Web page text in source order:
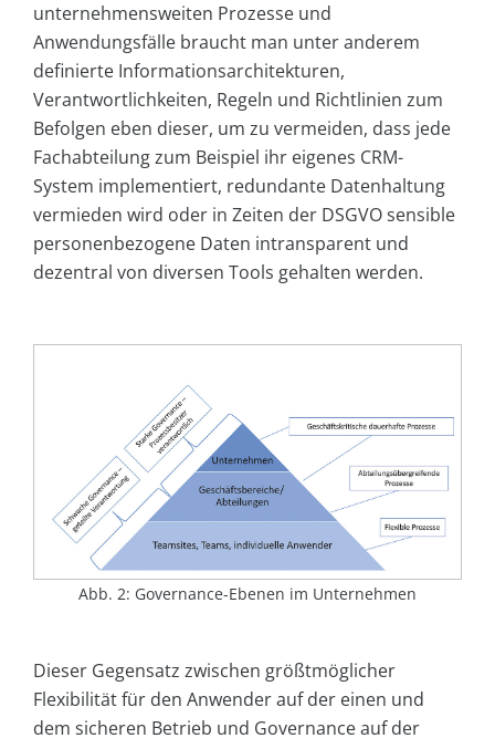
unternehmensweiten Prozesse und
Anwendungsfälle braucht man unter anderem
definierte Informationsarchitekturen,
Verantwortlichkeiten, Regeln und Richtlinien zum
Befolgen eben dieser, um zu vermeiden, dass jede
Fachabteilung zum Beispiel ihr eigenes CRM-
System implementiert, redundante Datenhaltung
vermieden wird oder in Zeiten der DSGVO sensible
personenbezogene Daten intransparent und
dezentral von diversen Tools gehalten werden.
Abb. 2: Governance-Ebenen im Unternehmen
Dieser Gegensatz zwischen größtmöglicher
Flexibilität für den Anwender auf der einen und
dem sicheren Betrieb und Governance auf der